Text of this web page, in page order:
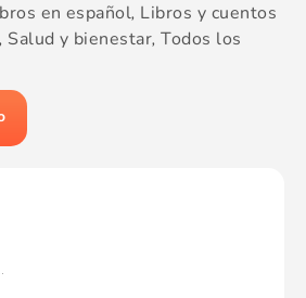
en español, Libros y cuentos
, Salud y bienestar,Todos los